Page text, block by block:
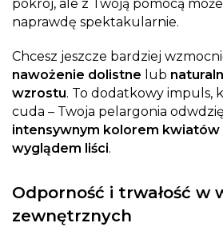
pokrój, ale z Twoją pomocą
naprawdę spektakularnie.
Chcesz jeszcze bardziej
nawożenie dolistne lub
wzrostu. To dodatkowy impuls,
cuda – Twoja pelargonia
intensywnym kolorem kwiatów
wyglądem liści.
Odporność i trwałość w
zewnętrznych